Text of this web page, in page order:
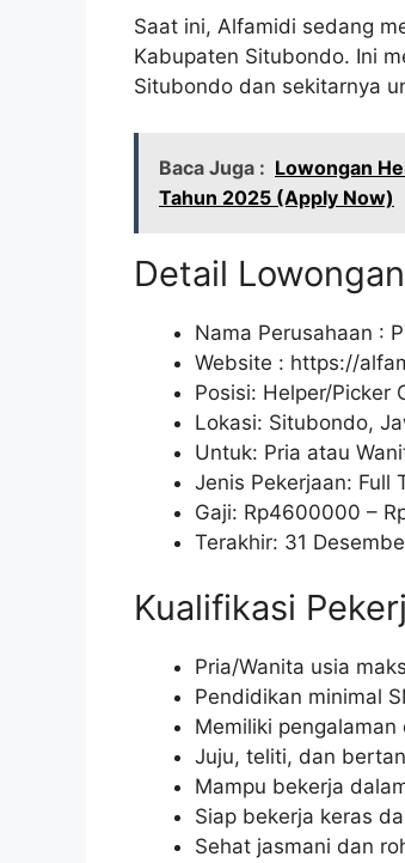
Saat ini, Alfamidi sedang
Kabupaten Situbondo. Ini
Situbondo dan sekitarnya
Baca Juga : Lowongan
Tahun 2025 (Apply Now)
Detail
Nama Perusahaan :
Website : https://
Posisi: Helper/Picker
Lokasi: Situbondo,
Untuk: Pria atau
Jenis Pekerjaan: Full
Gaji: Rp4600000 –
Terakhir: 31
Kualifikasi
Pria/Wanita usia
Pendidikan minimal
Memiliki
Juju, teliti, dan
Mampu bekerja
Siap bekerja keras
Sehat jasmani dan